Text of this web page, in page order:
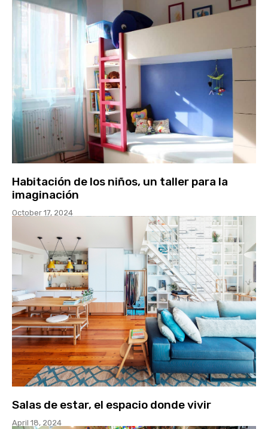
Habitación de los niños, un taller para la
imaginación
October 17, 2024
Salas de estar, el espacio donde vivir
April 18, 2024